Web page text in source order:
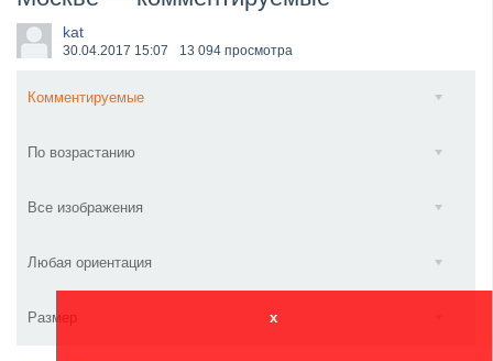
​Wacken Open Air 2027 объявил новую волну участ...
kat
30.04.2017 15:07 13 094 просмотра
Комментируемые
По возрастанию
Все изображения
Любая ориентация
Размер x